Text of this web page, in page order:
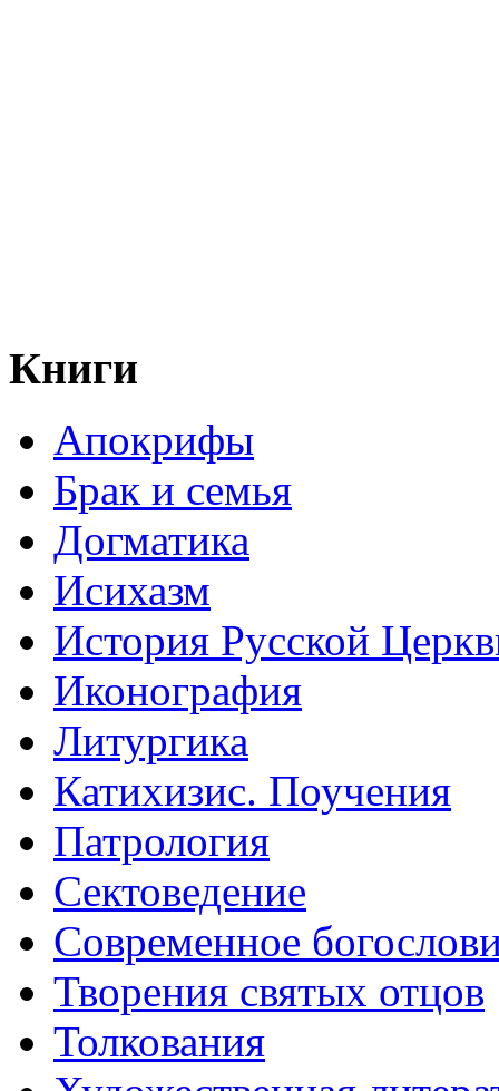
Книги
Апокрифы
Брак и семья
Догматика
Исихазм
История Русской
Иконография
Литургика
Катихизис. Поучения
Патрология
Сектоведение
Современное
Творения святых отцов
Толкования